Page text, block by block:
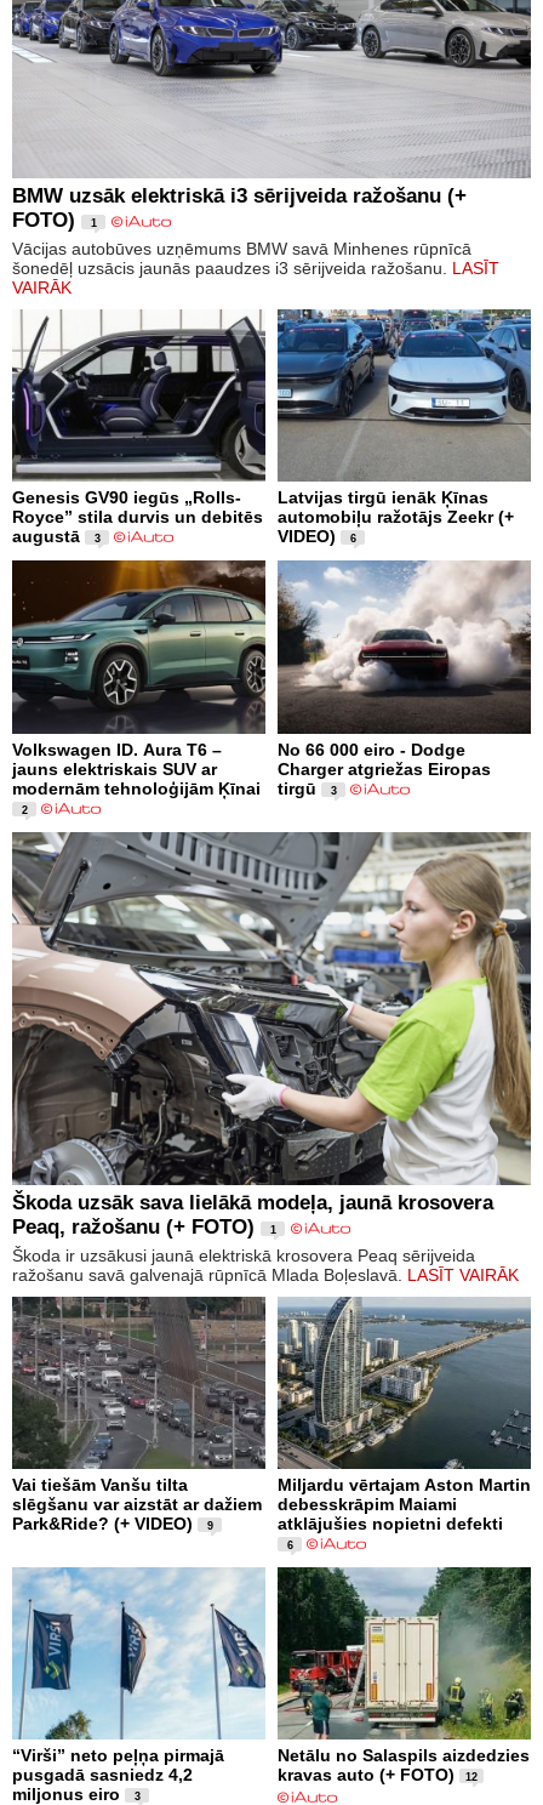
BMW uzsāk elektriskā i3 sērijveida ražošanu (+
FOTO)
1
Vācijas autobūves uzņēmums BMW savā Minhenes rūpnīcā
šonedēļ uzsācis jaunās paaudzes i3 sērijveida ražošanu. LASĪT
VAIRĀK
Genesis GV90 iegūs „Rolls-
Royce” stila durvis un debitēs
augustā
3
Latvijas tirgū ienāk Ķīnas
automobiļu ražotājs Zeekr (+
VIDEO)
6
Volkswagen ID. Aura T6 –
jauns elektriskais SUV ar
modernām tehnoloģijām Ķīnai
2
No 66 000 eiro - Dodge
Charger atgriežas Eiropas
tirgū
3
Škoda uzsāk sava lielākā modeļa, jaunā krosovera
Peaq, ražošanu (+ FOTO)
1
Škoda ir uzsākusi jaunā elektriskā krosovera Peaq sērijveida
ražošanu savā galvenajā rūpnīcā Mlada Boļeslavā. LASĪT VAIRĀK
Vai tiešām Vanšu tilta
slēgšanu var aizstāt ar dažiem
Park&Ride? (+ VIDEO)
9
Miljardu vērtajam Aston Martin
debesskrāpim Maiami
atklājušies nopietni defekti
6
“Virši” neto peļņa pirmajā
pusgadā sasniedz 4,2
miljonus eiro
3
Netālu no Salaspils aizdedzies
kravas auto (+ FOTO)
12